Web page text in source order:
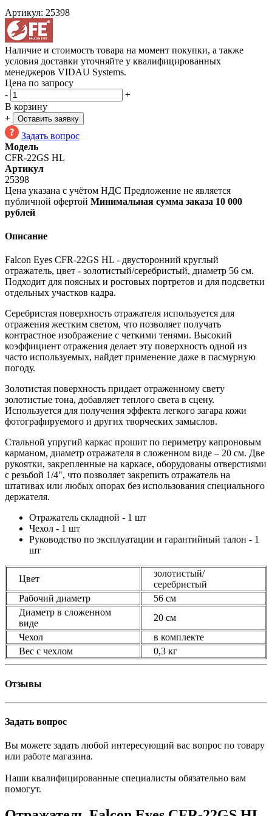
Артикул: 25398
Наличие и стоимость товара на момент покупки, а также
условия доставки уточняйте у квалифицированных
менеджеров VIDAU Systems.
Цена по запросу
-
+
В корзину
+
Оставить заявку
Задать вопрос
Модель
CFR-22GS HL
Артикул
25398
Цена указана с учётом НДС Предложение не является
публичной офертой Минимальная сумма заказа 10 000
рублей
Описание
Falcon Eyes CFR-22GS HL - двусторонний круглый
отражатель, цвет - золотистый/серебристый, диаметр 56 см.
Подходит для поясных и ростовых портретов и для подсветки
отдельных участков кадра.
Серебристая поверхность отражателя используется для
отражения жестким светом, что позволяет получать
контрастное изображение с четкими тенями. Высокий
коэффициент отражения делает эту поверхность одной из
часто используемых, найдет применение даже в пасмурную
погоду.
Золотистая поверхность придает отраженному свету
золотистые тона, добавляет теплого света в сцену.
Используется для получения эффекта легкого загара кожи
фотографируемого и других творческих замыслов.
Стальной упругий каркас прошит по периметру капроновым
карманом, диаметр отражателя в сложенном виде – 20 см. Две
рукоятки, закрепленные на каркасе, оборудованы отверстиями
с резьбой 1/4", что позволяет закрепить отражатель на
штативах или любых опорах без использования специального
держателя.
Отражатель складной - 1 шт
Чехол - 1 шт
Руководство по эксплуатации и гарантийный талон - 1
шт
Цвет
золотистый/
серебристый
Рабочий диаметр
56 см
Диаметр в сложенном
виде
20 см
Чехол
в комплекте
Вес с чехлом
0,3 кг
Отзывы
Задать вопрос
Вы можете задать любой интересующий вас вопрос по товару
или работе магазина.
Наши квалифицированные специалисты обязательно вам
помогут.